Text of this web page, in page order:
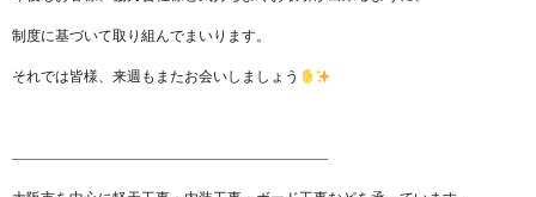
制度に基づいて取り組んでまいります。
それでは皆様、来週もまたお会いしましょう
——————————————————————